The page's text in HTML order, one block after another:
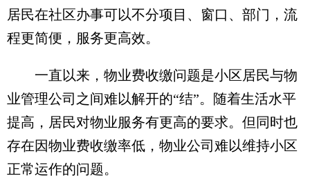
居民在社区办事可以不分项目、窗口、部门，流
程更简便，服务更高效。
一直以来，物业费收缴问题是小区居民与物
业管理公司之间难以解开的“结”。随着生活水平
提高，居民对物业服务有更高的要求。但同时也
存在因物业费收缴率低，物业公司难以维持小区
正常运作的问题。